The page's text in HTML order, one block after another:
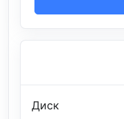
Диск